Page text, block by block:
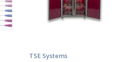
TSE Systems